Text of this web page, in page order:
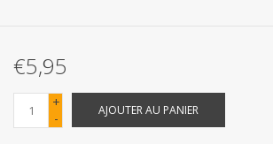
Confiserie Saint-Nicolas
€5,95
+
-
AJOUTER AU PANIER